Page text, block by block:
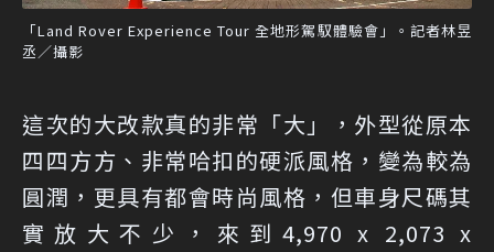
「Land Rover Experience Tour 全地形駕馭體驗會」。記者林昱
丞／攝影
這次的大改款真的非常「大」，外型從原本
四四方方、非常哈扣的硬派風格，變為較為
圓潤，更具有都會時尚風格，但車身尺碼其
實放大不少，來到4,970 x 2,073 x